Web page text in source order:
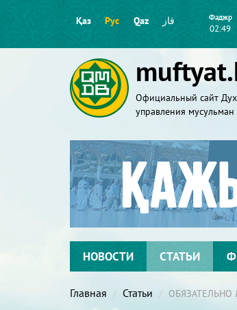
Қаз Рус Qaz قاز Фаджр
02:49
Официальный сайт
управления мусульман
НОВОСТИ СТАТЬИ
Главная Статьи ОБЯЗАТЕЛЬНО